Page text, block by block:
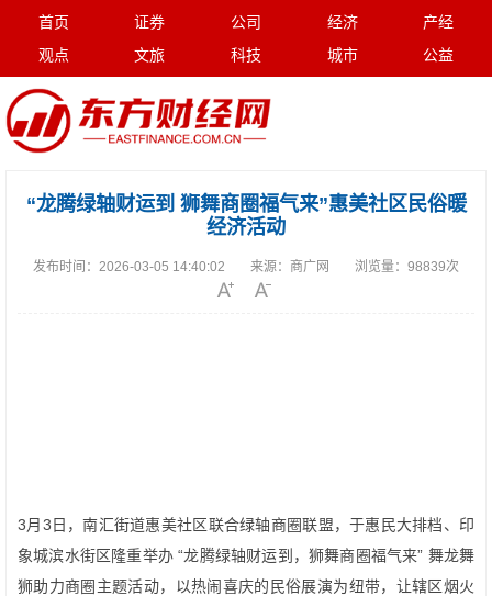
首页 证券 公司 经济
产经
观点
文旅 科技 城市 公益
“龙腾绿轴财运到 狮舞商圈福气来”惠美社区民俗暖
经济活动
发布时间： 2026-03-05 14:40:02 来源： 商广网 浏览量： 98839次
3月3日，南汇街道惠美社区联合绿轴商圈联盟，于惠民大排档、印
象城滨水街区隆重举办 “龙腾绿轴财运到，狮舞商圈福气来” 舞龙舞
狮助力商圈主题活动，以热闹喜庆的民俗展演为纽带，让辖区烟火